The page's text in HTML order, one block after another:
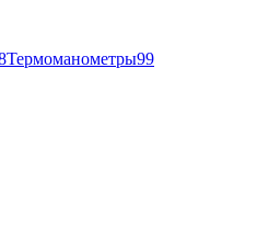
Термоманометры99